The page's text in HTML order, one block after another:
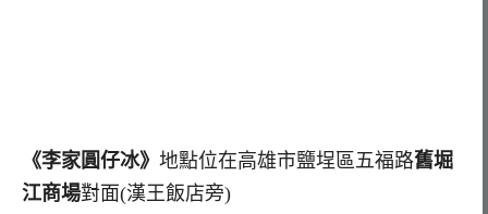
《李家圓仔冰》 地點位在高雄市鹽埕區五福路舊堀
江商場對面(漢王飯店旁)